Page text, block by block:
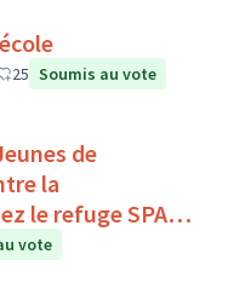
25 Soumis au vote
de
la
le refuge SPA
vote